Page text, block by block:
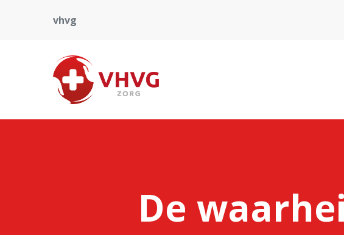
vhvg
De